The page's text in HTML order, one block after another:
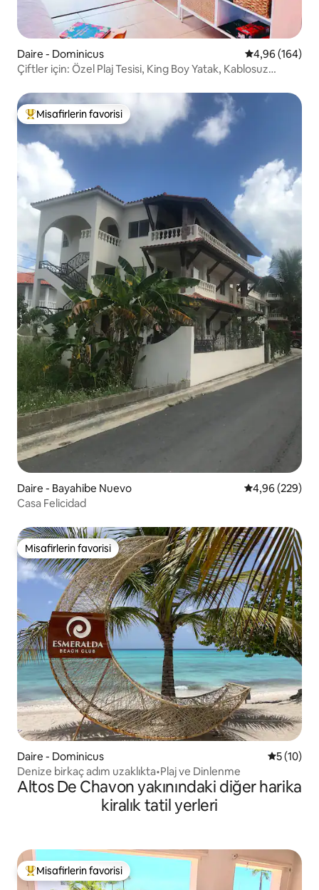
Daire - Dominicus 5 üzerinden
4,96 (164)
Çiftler için: Özel Plaj Tesisi, King Boy Yatak, Kablosuz
Misafirlerin favorilerinden en beğenilenler arasında
Misafirlerin favorisi
Daire - Bayahibe Nuevo 5 üzerinden
4,96 (229)
Casa Felicidad
Misafirlerin favorisi
Misafirlerin favorisi
Daire - Dominicus 55 (10)
Denize birkaç adım uzaklıkta•Plaj ve Dinlenme
Altos De Chavon yakınındaki diğer harika
kiralık tatil yerleri
Misafirlerin favorilerinden en beğenilenler arasında
Misafirlerin favorisi